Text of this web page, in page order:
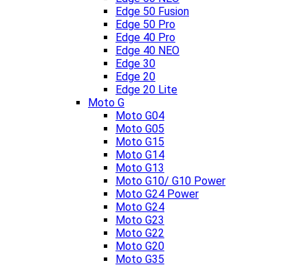
Edge 50 Fusion
Edge 50 Pro
Edge 40 Pro
Edge 40 NEO
Edge 30
Edge 20
Edge 20 Lite
Moto G
Moto G04
Moto G05
Moto G15
Moto G14
Moto G13
Moto G10/ G10 Power
Moto G24 Power
Moto G24
Moto G23
Moto G22
Moto G20
Moto G35